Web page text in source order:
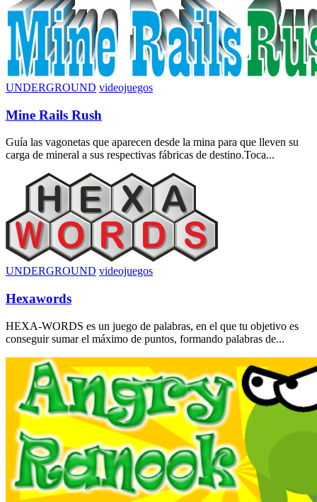
UNDERGROUND videojuegos
Mine Rails Rush
Guía las vagonetas que aparecen desde la mina para que lleven su
carga de mineral a sus respectivas fábricas de destino.Toca...
UNDERGROUND videojuegos
Hexawords
HEXA-WORDS es un juego de palabras, en el que tu objetivo es
conseguir sumar el máximo de puntos, formando palabras de...